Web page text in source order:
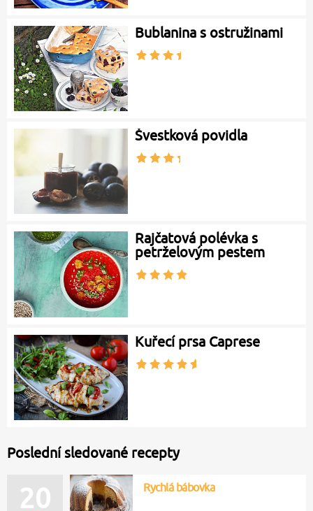
Bublanina s ostružinami
Švestková povidla
Rajčatová polévka s
petrželovým pestem
Kuřecí prsa Caprese
Poslední sledované recepty
20 Rychlá bábovka